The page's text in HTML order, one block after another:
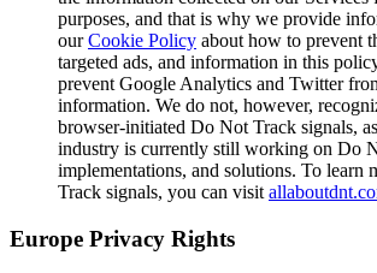
purposes, and that is why we provide
ourCookie Policy about how to prevent
targeted ads, and information in this
prevent Google Analytics and Twitter
information. We do not, however,
browser-initiated Do Not Track signals,
industry is currently still working on Do
implementations, and solutions. To learn
Track signals, you can visit
Europe Privacy Rights